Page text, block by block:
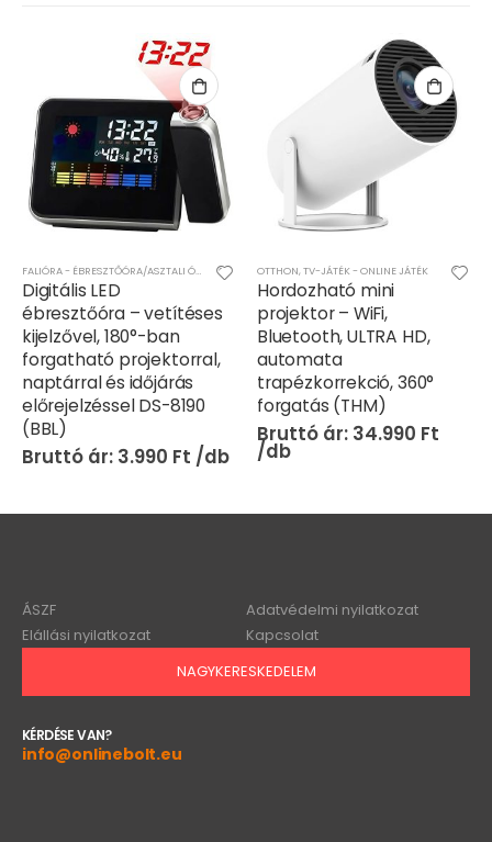
FALIÓRA - ÉBRESZTŐÓRA/ASZTALI ÓRA OTTHON
Digitális LED
ébresztőóra – vetítéses
kijelzővel, 180°-ban
forgatható projektorral,
naptárral és időjárás
előrejelzéssel DS-8190
(BBL)
3.990 Ft
OTTHON,TV-JÁTÉK - ONLINE JÁTÉK
Hordozható mini
projektor – WiFi,
Bluetooth, ULTRA HD,
automata
trapézkorrekció, 360°
forgatás (THM)
34.990 Ft
ÁSZF
Adatvédelmi nyilatkozat
Elállási nyilatkozat
Kapcsolat
NAGYKERESKEDELEM
KÉRDÉSE VAN?
info@onlinebolt.eu